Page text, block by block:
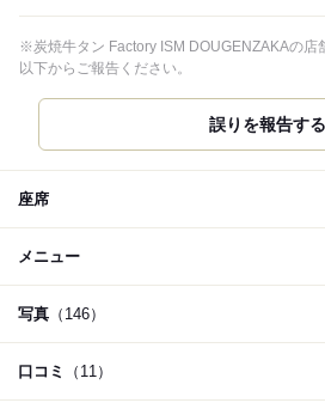
※炭焼牛タン Factory ISM DOUGENZAKAの店
以下からご報告ください。
誤りを報告する
座席
メニュー
写真 （146）
口コミ （11）